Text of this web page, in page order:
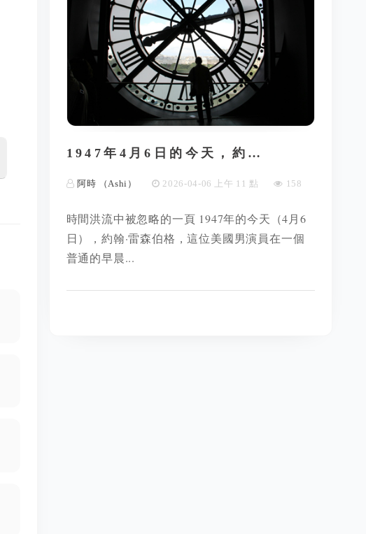
1947年4月6日的今天，約…
阿時 （Ashi） 2026-04-06 上午 11 點 158
時間洪流中被忽略的一頁 1947年的今天（4月6
日），約翰·雷森伯格，這位美國男演員在一個
普通的早晨...